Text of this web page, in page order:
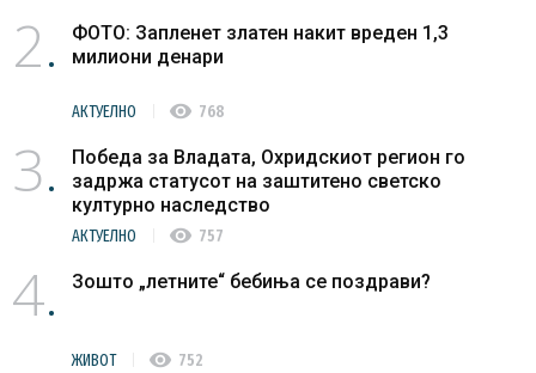
2
ФОТО: Запленет златен накит вреден 1,3
милиони денари
АКТУЕЛНО visibility 768
3
Победа за Владата, Охридскиот регион го
задржа статусот на заштитено светско
културно наследство
АКТУЕЛНО visibility 757
4 Зошто „летните“ бебиња се поздрави?
ЖИВОТ visibility 752